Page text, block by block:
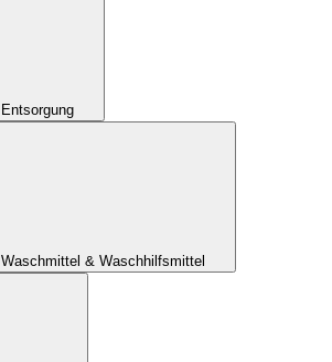
Entsorgung
Waschmittel & Waschhilfsmittel